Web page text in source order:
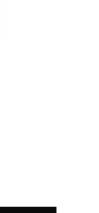
environnement !